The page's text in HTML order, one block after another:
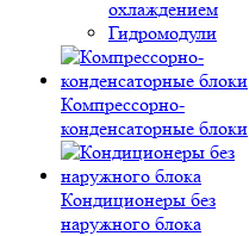
охлаждением
Гидромодули
Компрессорно-
конденсаторные блоки
Кондиционеры без
наружного блока